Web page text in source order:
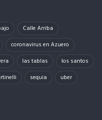
Calle Arriba
coronavirus en Azuero
las tablas
los santos
sequia uber